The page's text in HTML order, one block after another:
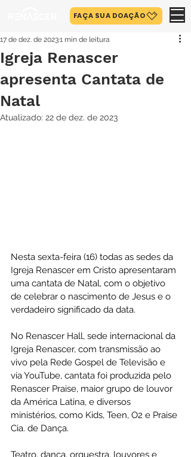
FAÇA SUA DOAÇÃO
Igreja Renascer
apresenta Cantata de
Natal
17 de dez. de 20231 min de leitura
Atualizado: 22 de dez. de 2023
Nesta sexta-feira (16) todas as sedes da
Igreja Renascer em Cristo apresentaram
uma cantata de Natal, com o objetivo
de celebrar o nascimento de Jesus e o
verdadeiro significado da data.
No Renascer Hall, sede internacional da
Igreja Renascer, com transmissão ao
vivo pela Rede Gospel de Televisão e
via YouTube, cantata foi produzida pelo
Renascer Praise, maior grupo de louvor
da América Latina, e diversos
ministérios, como Kids, Teen, O2 e Praise
Cia. de Dança.
Teatro, dança, orquestra, louvores e